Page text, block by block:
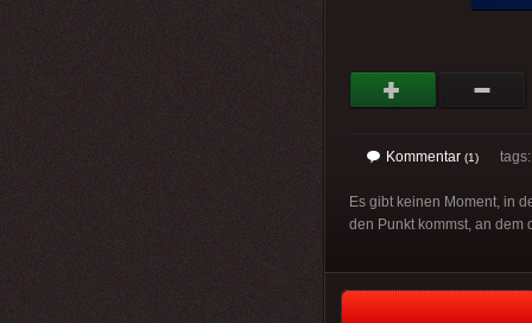
Kommentar (1)
Es gibt keinen Moment, in
den Punkt kommst, an dem